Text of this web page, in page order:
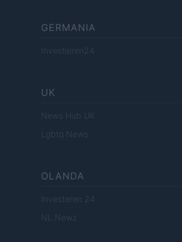
GERMANIA
Investieren24
UK
News Hub UK
Lgbtq News
OLANDA
Investeren 24
NL Newz